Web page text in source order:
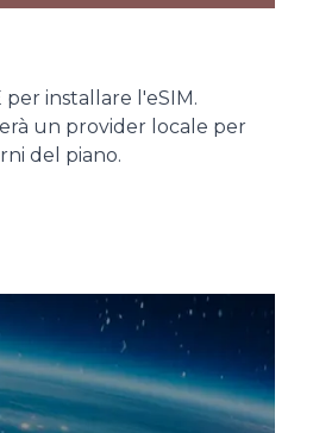
installare l'eSIM.
un provider locale per
del piano.